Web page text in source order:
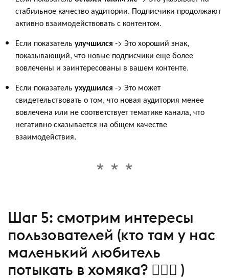
стабильное качество аудитории. Подписчики продолжают
активно взаимодействовать с контентом.
Если показатель улучшился -> Это хороший знак,
показывающий, что новые подписчики еще более
вовлечены и заинтересованы в вашем контенте.
Если показатель ухудшился -> Это может
свидетельствовать о том, что новая аудитория менее
вовлечена или не соответствует тематике канала, что
негативно сказывается на общем качестве
взаимодействия.
Шаг 5: смотрим интересы
пользователей (кто там у нас
маленький любитель
потыкать в хомяка? 👉🏽🐹 )